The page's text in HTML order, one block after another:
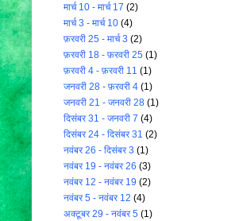
मार्च 10 - मार्च 17 (2)
मार्च 3 - मार्च 10 (4)
फ़रवरी 25 - मार्च 3 (2)
फ़रवरी 18 - फ़रवरी 25 (1)
फ़रवरी 4 - फ़रवरी 11 (1)
जनवरी 28 - फ़रवरी 4 (1)
जनवरी 21 - जनवरी 28 (1)
दिसंबर 31 - जनवरी 7 (4)
दिसंबर 24 - दिसंबर 31 (2)
नवंबर 26 - दिसंबर 3 (1)
नवंबर 19 - नवंबर 26 (3)
नवंबर 12 - नवंबर 19 (2)
नवंबर 5 - नवंबर 12 (4)
अक्टूबर 29 - नवंबर 5 (1)